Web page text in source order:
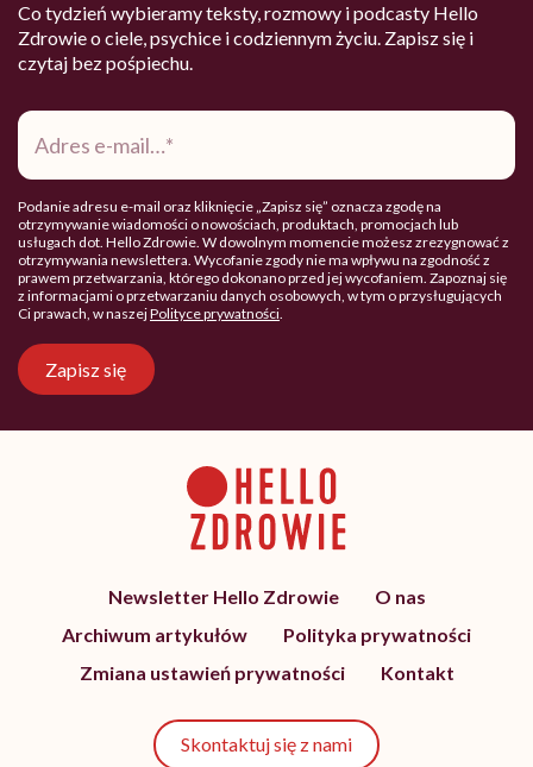
Co tydzień wybieramy teksty, rozmowy i podcasty Hello
Zdrowie o ciele, psychice i codziennym życiu. Zapisz się i
czytaj bez pośpiechu.
Adres
mail*
Podanie adresu e-mail oraz kliknięcie „Zapisz się” oznacza zgodę na
otrzymywanie wiadomości o nowościach, produktach, promocjach lub
usługach dot. Hello Zdrowie. W dowolnym momencie możesz zrezygnować z
otrzymywania newslettera. Wycofanie zgody nie ma wpływu na zgodność z
prawem przetwarzania, którego dokonano przed jej wycofaniem. Zapoznaj się
z informacjami o przetwarzaniu danych osobowych, w tym o przysługujących
Ci prawach, w naszejPolityce prywatności.
Zapisz się
Newsletter Hello Zdrowie
O nas
Archiwum artykułów
Polityka prywatności
Zmiana ustawień prywatności
Kontakt
Skontaktuj się z nami